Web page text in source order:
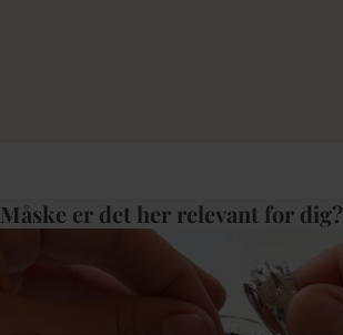
Måske er det her relevant for dig?